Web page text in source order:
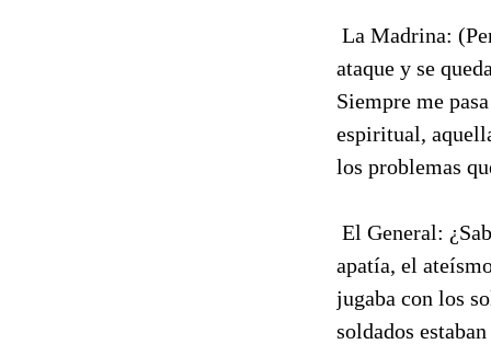
 La Madrina:
ataque y se
Siempre me
espiritual,
los problemas
 El General:
apatía, el
jugaba con los
soldados